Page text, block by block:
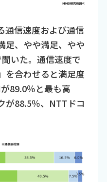
通信速度および通信
足、やや満足、やや
いた。通信速度で
を合わせると満足度
89.0％と最も高
が88.5％、NTTドコ